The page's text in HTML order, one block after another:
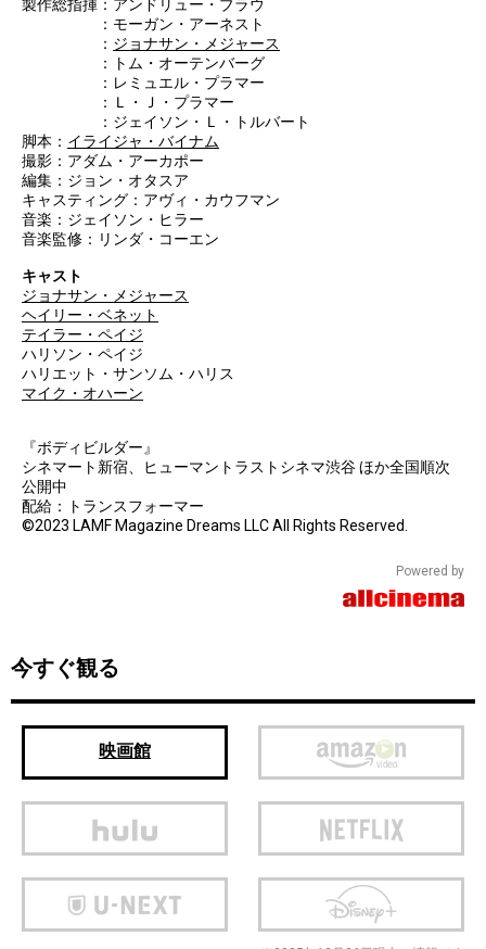
製作総指揮：アンドリュー・ブラウ
：モーガン・アーネスト
： ジョナサン・メジャース
：トム・オーテンバーグ
：レミュエル・プラマー
：Ｌ・Ｊ・プラマー
：ジェイソン・Ｌ・トルバート
脚本： イライジャ・バイナム
撮影：アダム・アーカポー
編集：ジョン・オタスア
キャスティング：アヴィ・カウフマン
音楽：ジェイソン・ヒラー
音楽監修：リンダ・コーエン
キャスト
ジョナサン・メジャース
ヘイリー・ベネット
テイラー・ペイジ
ハリソン・ペイジ
ハリエット・サンソム・ハリス
マイク・オハーン
『ボディビルダー』
シネマート新宿、ヒューマントラストシネマ渋谷 ほか全国順次
公開中
配給：トランスフォーマー
©2023 LAMF Magazine Dreams LLC All Rights Reserved.
Powered by
今すぐ観る
映画館